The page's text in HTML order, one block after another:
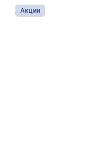
Акции